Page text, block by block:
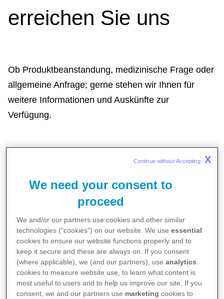
erreichen Sie uns
Ob Produktbeanstandung, medizinische Frage oder
allgemeine Anfrage; gerne stehen wir Ihnen für
weitere Informationen und Auskünfte zur
Verfügung.
Bitte schreiben Sie uns eine E-Mail
aninfo.ch@pfizer.com
We need your consent to
proceed
We and/or our partners use cookies and other similar
technologies (“cookies”) on our website. We useessential
cookies to ensure our website functions properly and to
keep it secure and these are always on. If you consent
(where applicable), we (and our partners), useanalytics
cookies to measure website use, to learn what content is
most useful to users and to help us improve our site. If you
consent, we and our partners use marketing cookies to
Continue without Accepting X